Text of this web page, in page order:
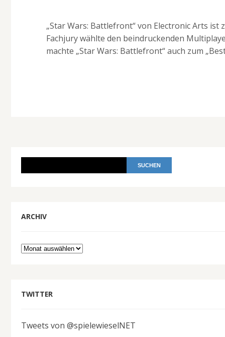
„Star Wars: Battlefront“ von Electronic Arts ist
Fachjury wählte den beindruckenden
machte „Star Wars: Battlefront“ auch zum
ARCHIV
Archiv
TWITTER
Tweets von @spielewieselNET